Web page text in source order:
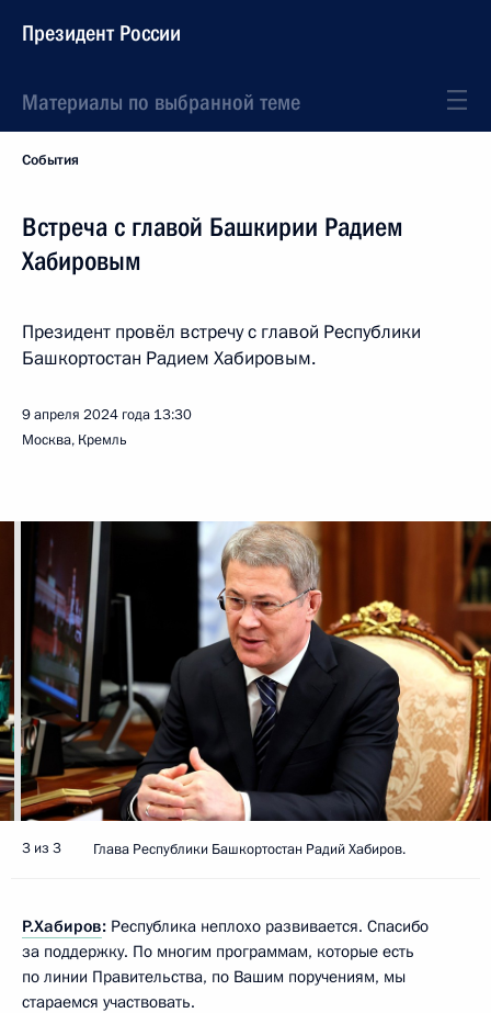
Президент России
Материалы по выбранной теме
События
Встреча с главой Башкирии Радием
Хабировым
Президент провёл встречу с главой Республики
Башкортостан Радием Хабировым.
9 апреля 2024 года 13:30
Москва, Кремль
3 из 3 Глава Республики Башкортостан Радий Хабиров.
Р.Хабиров: Республика неплохо развивается. Спасибо
за поддержку. По многим программам, которые есть
по линии Правительства, по Вашим поручениям, мы
стараемся участвовать.